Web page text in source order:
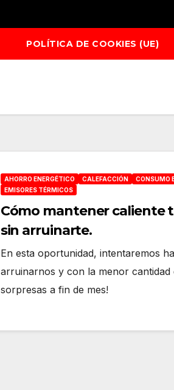
POLÍTICA DE COOKIES (UE)
AHORRO ENERGÉTICO CALEFACCIÓN
CONSUMO
EMISORES TÉRMICOS
Cómo mantener caliente
sin arruinarte.
En esta oportunidad, intentaremos
arruinarnos y con la menor cantidad
sorpresas a fin de mes!